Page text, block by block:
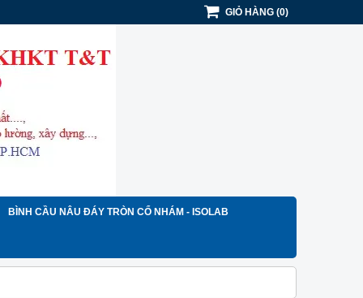
GIỎ HÀNG (0)
BÌNH CẦU NÂU ĐÁY TRÒN CỔ NHÁM - ISOLAB